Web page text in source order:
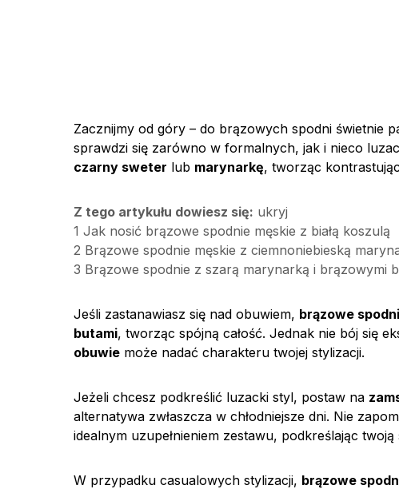
Zacznijmy od góry – do brązowych spodni świetnie
sprawdzi się zarówno w formalnych, jak i nieco
czarny sweter lub marynarkę, tworząc
Z tego artykułu dowiesz się: ukryj
1 Jak nosić brązowe spodnie męskie z białą koszulą
2 Brązowe spodnie męskie z ciemnoniebieską
3 Brązowe spodnie z szarą marynarką i brązowymi
Jeśli zastanawiasz się nad obuwiem, brązowe
butami, tworząc spójną całość. Jednak nie bój się
obuwie może nadać charakteru twojej stylizacji.
Jeżeli chcesz podkreślić luzacki styl, postaw na
alternatywa zwłaszcza w chłodniejsze dni. Nie
idealnym uzupełnieniem zestawu, podkreślając twoją
W przypadku casualowych stylizacji, brązowe